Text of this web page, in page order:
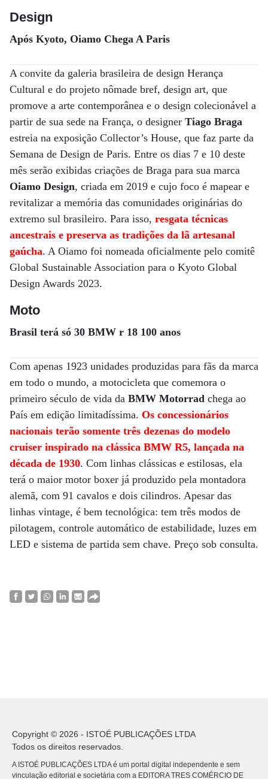
Design
Após Kyoto, Oiamo Chega A Paris
A convite da galeria brasileira de design Herança
Cultural e do projeto nômade bref, design art, que
promove a arte contemporânea e o design colecionável a
partir de sua sede na França, o designer Tiago Braga
estreia na exposição Collector’s House, que faz parte da
Semana de Design de Paris. Entre os dias 7 e 10 deste
mês serão exibidas criações de Braga para sua marca
Oiamo Design, criada em 2019 e cujo foco é mapear e
revitalizar a memória das comunidades originárias do
extremo sul brasileiro. Para isso, resgata técnicas
ancestrais e preserva as tradições da lã artesanal
gaúcha. A Oiamo foi nomeada oficialmente pelo comitê
Global Sustainable Association para o Kyoto Global
Design Awards 2023.
Moto
Brasil terá só 30 BMW r 18 100 anos
Com apenas 1923 unidades produzidas para fãs da marca
em todo o mundo, a motocicleta que comemora o
primeiro século de vida da BMW Motorrad chega ao
País em edição limitadíssima. Os concessionários
nacionais terão somente três dezenas do modelo
cruiser inspirado na clássica BMW R5, lançada na
década de 1930. Com linhas clássicas e estilosas, ela
terá o maior motor boxer já produzido pela montadora
alemã, com 91 cavalos e dois cilindros. Apesar das
linhas vintage, é bem tecnológica: tem três modos de
pilotagem, controle automático de estabilidade, luzes em
LED e sistema de partida sem chave. Preço sob consulta.
Copyright © 2026 - ISTOÉ PUBLICAÇÕES LTDA
Todos os direitos reservados.
A ISTOÉ PUBLICAÇÕES LTDA é um portal digital independente e sem
vinculação editorial e societária com a EDITORA TRES COMÉRCIO DE